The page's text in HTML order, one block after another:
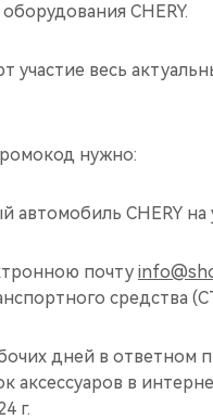
CHERY.
участие весь
нужно:
автомобиль CHERY
почту
средства
дней в ответном
аксессуаров в
г.